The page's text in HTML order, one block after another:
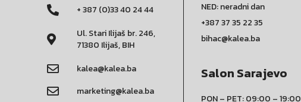
+ 387 (0)33 40 24 44
Ul. Stari Ilijaš br. 246,
71380 Ilijaš, BIH
kalea@kalea.ba
marketing@kalea.ba
NED: neradni dan
+387 37 35 22 35
bihac@kalea.ba
Salon Sarajevo
PON – PET: 09:00 – 19:00